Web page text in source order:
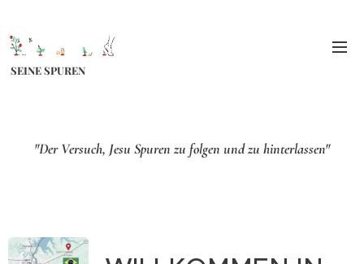
SEINE SPUREN
"Der Versuch, Jesu Spuren zu folgen und zu hinterlassen"